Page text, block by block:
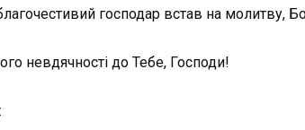
господар встав на молитву,
невдячності до Тебе, Господи!